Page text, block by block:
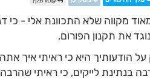
מקווה שלא התכוונת אלי - כי
את תקנון הפורום,
הודעותיך היא כי ראיתי איך
בנתינת לייקים, כי ראיתי